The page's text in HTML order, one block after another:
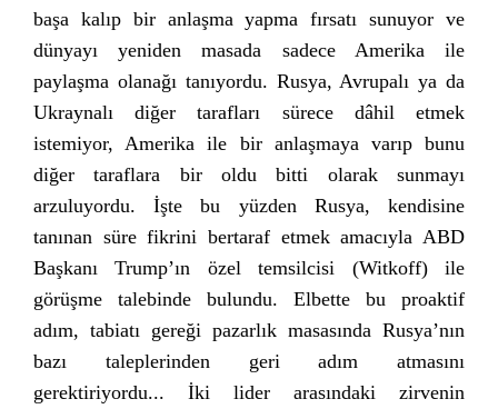
başa kalıp bir anlaşma yapma fırsatı sunuyor ve
dünyayı yeniden masada sadece Amerika ile
paylaşma olanağı tanıyordu. Rusya, Avrupalı ya da
Ukraynalı diğer tarafları sürece dâhil etmek
istemiyor, Amerika ile bir anlaşmaya varıp bunu
diğer taraflara bir oldu bitti olarak sunmayı
arzuluyordu. İşte bu yüzden Rusya, kendisine
tanınan süre fikrini bertaraf etmek amacıyla ABD
Başkanı Trump’ın özel temsilcisi (Witkoff) ile
görüşme talebinde bulundu. Elbette bu proaktif
adım, tabiatı gereği pazarlık masasında Rusya’nın
bazı taleplerinden geri adım atmasını
gerektiriyordu... İki lider arasındaki zirvenin